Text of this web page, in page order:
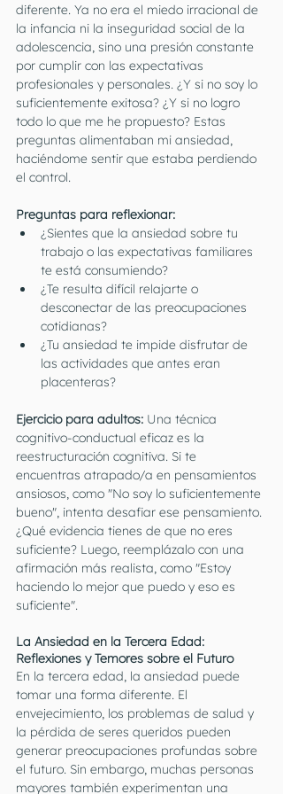
diferente. Ya no era el miedo irracional de
la infancia ni la inseguridad social de la
adolescencia, sino una presión constante
por cumplir con las expectativas
profesionales y personales. ¿Y si no soy lo
suficientemente exitosa? ¿Y si no logro
todo lo que me he propuesto? Estas
preguntas alimentaban mi ansiedad,
haciéndome sentir que estaba perdiendo
el control.
Preguntas para reflexionar:
¿Sientes que la ansiedad sobre tu
trabajo o las expectativas familiares
te está consumiendo?
¿Te resulta difícil relajarte o
desconectar de las preocupaciones
cotidianas?
¿Tu ansiedad te impide disfrutar de
las actividades que antes eran
placenteras?
Ejercicio para adultos: Una técnica
cognitivo-conductual eficaz es la
reestructuración cognitiva. Si te
encuentras atrapado/a en pensamientos
ansiosos, como "No soy lo suficientemente
bueno", intenta desafiar ese pensamiento.
¿Qué evidencia tienes de que no eres
suficiente? Luego, reemplázalo con una
afirmación más realista, como "Estoy
haciendo lo mejor que puedo y eso es
suficiente".
La Ansiedad en la Tercera Edad:
Reflexiones y Temores sobre el Futuro
En la tercera edad, la ansiedad puede
tomar una forma diferente. El
envejecimiento, los problemas de salud y
la pérdida de seres queridos pueden
generar preocupaciones profundas sobre
el futuro. Sin embargo, muchas personas
mayores también experimentan una